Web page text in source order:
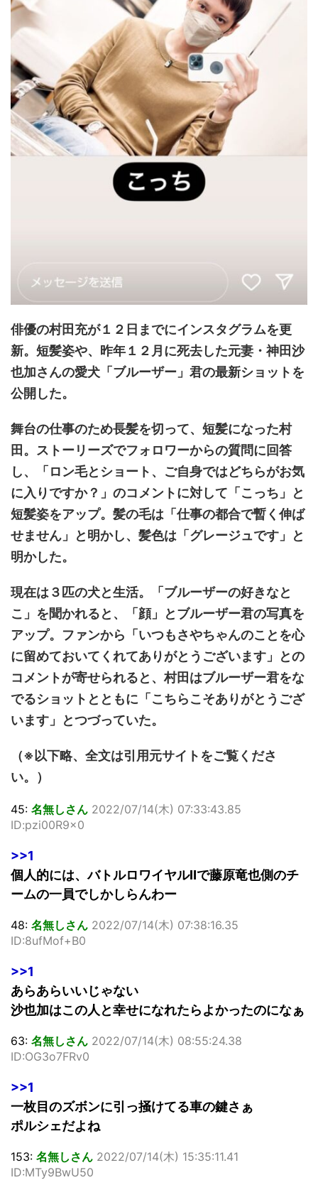
俳優の村田充が１２日までにインスタグラムを更
新。短髪姿や、昨年１２月に死去した元妻・神田沙
也加さんの愛犬「ブルーザー」君の最新ショットを
公開した。
舞台の仕事のため長髪を切って、短髪になった村
田。ストーリーズでフォロワーからの質問に回答
し、「ロン毛とショート、ご自身ではどちらがお気
に入りですか？」のコメントに対して「こっち」と
短髪姿をアップ。髪の毛は「仕事の都合で暫く伸ば
せません」と明かし、髪色は「グレージュです」と
明かした。
現在は３匹の犬と生活。「ブルーザーの好きなと
こ」を聞かれると、「顔」とブルーザー君の写真を
アップ。ファンから「いつもさやちゃんのことを心
に留めておいてくれてありがとうございます」との
コメントが寄せられると、村田はブルーザー君をな
でるショットとともに「こちらこそありがとうござ
います」とつづっていた。
（※以下略、全文は引用元サイトをご覧くださ
い。）
45: 名無しさん 2022/07/14(木) 07:33:43.85
ID:pzi00R9x0
>>1
個人的には、バトルロワイヤルⅡで藤原竜也側のチ
ームの一員でしかしらんわー
48: 名無しさん 2022/07/14(木) 07:38:16.35
ID:8ufMof+B0
>>1
あらあらいいじゃない
沙也加はこの人と幸せになれたらよかったのになぁ
63: 名無しさん 2022/07/14(木) 08:55:24.38
ID:OG3o7FRv0
>>1
一枚目のズボンに引っ掻けてる車の鍵さぁ
ポルシェだよね
153: 名無しさん 2022/07/14(木) 15:35:11.41
ID:MTy9BwU50